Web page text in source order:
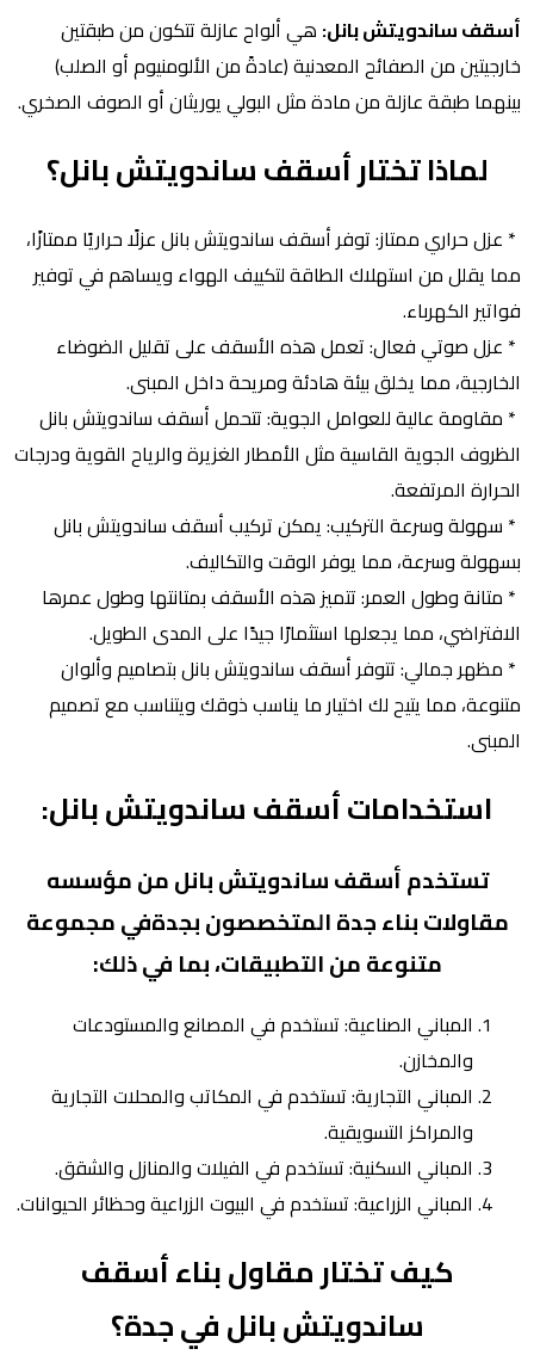
أسقف ساندويتش بانل: هي ألواح عازلة تتكون من طبقتين
خارجيتين من الصفائح المعدنية (عادةً من الألومنيوم أو الصلب)
بينهما طبقة عازلة من مادة مثل البولي يوريثان أو الصوف الصخري.
لماذا تختار أسقف ساندويتش بانل؟
* عزل حراري ممتاز: توفر أسقف ساندويتش بانل عزلًا حراريًا ممتازًا،
مما يقلل من استهلاك الطاقة لتكييف الهواء ويساهم في توفير
فواتير الكهرباء.
* عزل صوتي فعال: تعمل هذه الأسقف على تقليل الضوضاء
الخارجية، مما يخلق بيئة هادئة ومريحة داخل المبنى.
* مقاومة عالية للعوامل الجوية: تتحمل أسقف ساندويتش بانل
الظروف الجوية القاسية مثل الأمطار الغزيرة والرياح القوية ودرجات
الحرارة المرتفعة.
* سهولة وسرعة التركيب: يمكن تركيب أسقف ساندويتش بانل
بسهولة وسرعة، مما يوفر الوقت والتكاليف.
* متانة وطول العمر: تتميز هذه الأسقف بمتانتها وطول عمرها
الافتراضي، مما يجعلها استثمارًا جيدًا على المدى الطويل.
* مظهر جمالي: تتوفر أسقف ساندويتش بانل بتصاميم وألوان
متنوعة، مما يتيح لك اختيار ما يناسب ذوقك ويتناسب مع تصميم
المبنى.
استخدامات أسقف ساندويتش بانل:
تستخدم أسقف ساندويتش بانل من مؤسسه
مقاولات بناء جدة المتخصصون بجدةفي مجموعة
متنوعة من التطبيقات، بما في ذلك:
المباني الصناعية: تستخدم في المصانع والمستودعات
والمخازن.
المباني التجارية: تستخدم في المكاتب والمحلات التجارية
والمراكز التسويقية.
المباني السكنية: تستخدم في الفيلات والمنازل والشقق.
المباني الزراعية: تستخدم في البيوت الزراعية وحظائر الحيوانات.
كيف تختار مقاول بناء أسقف
ساندويتش بانل في جدة؟